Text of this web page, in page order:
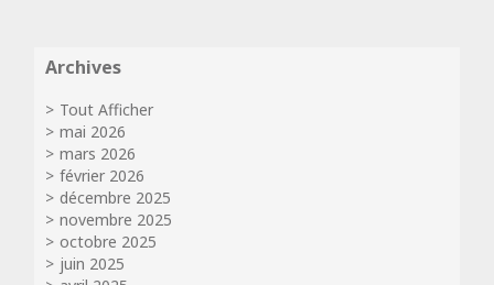
Archives
Tout Afficher
mai 2026
mars 2026
février 2026
décembre 2025
novembre 2025
octobre 2025
juin 2025